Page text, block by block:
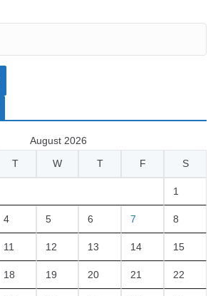
August 2026
T W T F S
1
4 5 6 7 8
11 12 13 14 15
18 19 20 21 22